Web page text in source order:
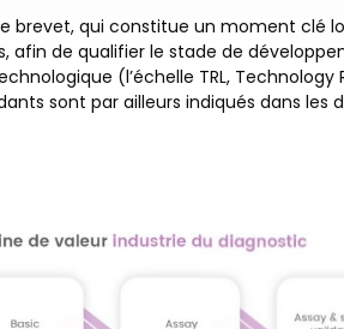
brevet, qui constitue un moment clé
afin de qualifier le stade de
(l’échelle TRL,
sont par ailleurs indiqués dans les